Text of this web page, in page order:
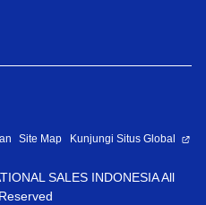
Site Map Kunjungi Situs Global
SALES INDONESIA All